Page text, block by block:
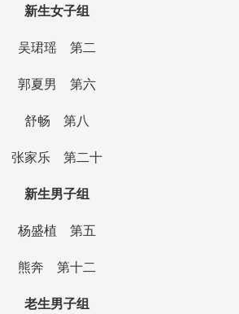
新生女子组
吴珺瑶 第二
郭夏男 第六
舒畅 第八
张家乐 第二十
新生男子组
杨盛植 第五
熊奔 第十二
老生男子组